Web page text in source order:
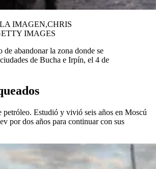
IMAGEN,CHRIS
IMAGES
de abandonar la zona donde se
de Bucha e Irpín, el 4 de
petróleo. Estudió y vivió seis años en Moscú
por dos años para continuar con sus